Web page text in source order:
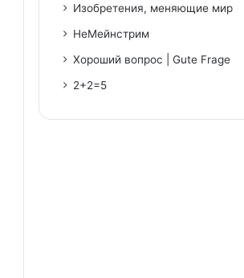
Изобретения, меняющие мир
НеМейнстрим
Хороший вопрос | Gute Frage
2+2=5